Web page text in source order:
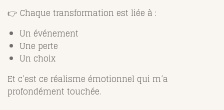
👉 Chaque transformation est liée à :
Un événement
Une perte
Un choix
Et c’est ce réalisme émotionnel qui m’a
profondément touchée.